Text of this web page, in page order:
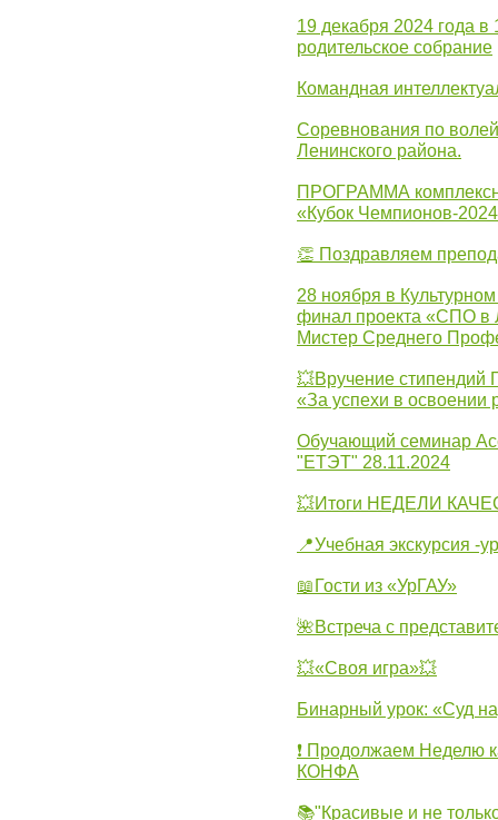
19 декабря 2024 года
родительское собрание
Командная
Соревнования по
Ленинского района.
ПРОГРАММА
«Кубок Чемпионов-
👏 Поздравляем
28 ноября в
финал проекта «СПО в
Мистер Среднего
💥Вручение стипендий
«За успехи в освоении
Обучающий семинар
"ЕТЭТ" 28.11.2024
💥Итоги НЕДЕЛИ
📍Учебная экскурсия -
📖Гости из «УрГАУ»
🌺Встреча с
💥«Своя игра»💥
Бинарный урок: «Суд
❗ Продолжаем Неделю
КОНФА
📚"Красивые и не